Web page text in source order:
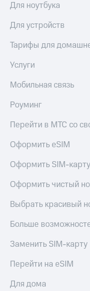
Для ноутбука
Для устройств
Тарифы для
Услуги
Мобильная связь
Роуминг
Перейти в МТС со
Оформить eSIM
Оформить SIM-
Оформить чистый
Выбрать красивый
Больше
Заменить SIM-карту
Перейти на eSIM
Для дома